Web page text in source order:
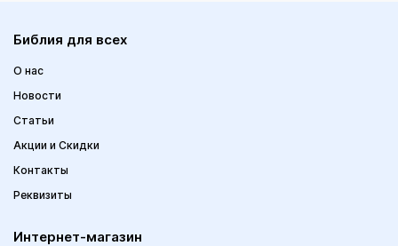
Библия для всех
О нас
Новости
Статьи
Акции и Скидки
Контакты
Реквизиты
Интернет-магазин